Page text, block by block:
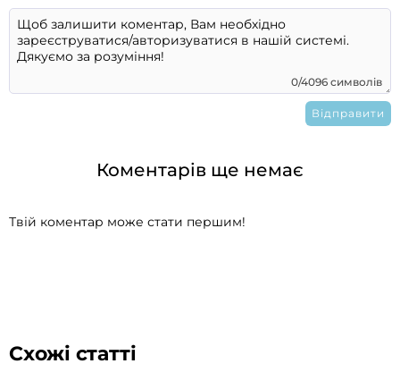
0/4096 символів
Коментарів ще немає
Твій коментар може стати першим!
Схожі статті